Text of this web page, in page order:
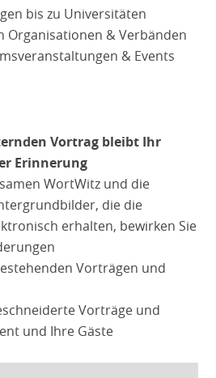
bis zu Universitäten
Organisationen & Verbänden
& Events
Vortrag bleibt Ihr
Erinnerung
WortWitz und die
die die
erhalten, bewirken Sie
Vorträgen und
Vorträge und
und Ihre Gäste